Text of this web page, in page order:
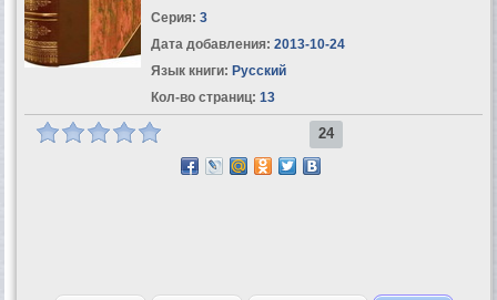
Серия: 3
Дата добавления: 2013-10-24
Язык книги: Русский
Кол-во страниц: 13
24